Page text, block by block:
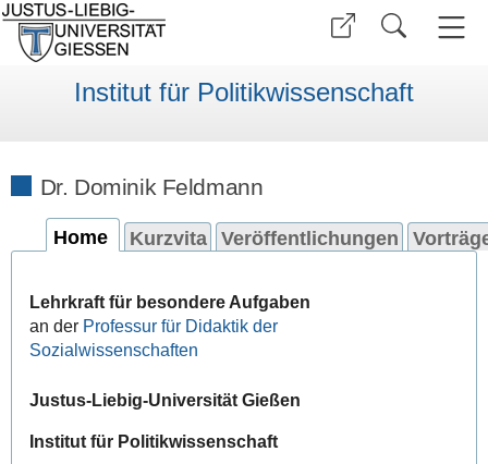
Institut für Politikwissenschaft
Dr. Dominik Feldmann
Home Kurzvita Veröffentlichungen
Lehrkraft für besondere Aufgaben
an der Professur für Didaktik der
Sozialwissenschaften
Justus-Liebig-Universität Gießen
Institut für Politikwissenschaft